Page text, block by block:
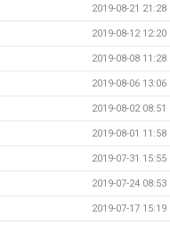
2019-08-21 21:28
2019-08-12 12:20
2019-08-08 11:28
2019-08-06 13:06
2019-08-02 08:51
2019-08-01 11:58
2019-07-31 15:55
2019-07-24 08:53
2019-07-17 15:19